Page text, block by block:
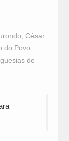
César
do Povo
de